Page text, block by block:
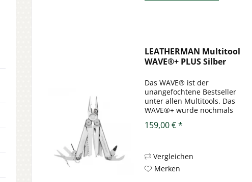
LEATHERMAN Multitool
WAVE®+ PLUS Silber
Das WAVE® ist der
unangefochtene Bestseller
unter allen Multitools. Das
WAVE®+ wurde nochmals
mit Wechselklingen für den
Wave schnell und einfach...
159,00 € *
Vergleichen
Merken